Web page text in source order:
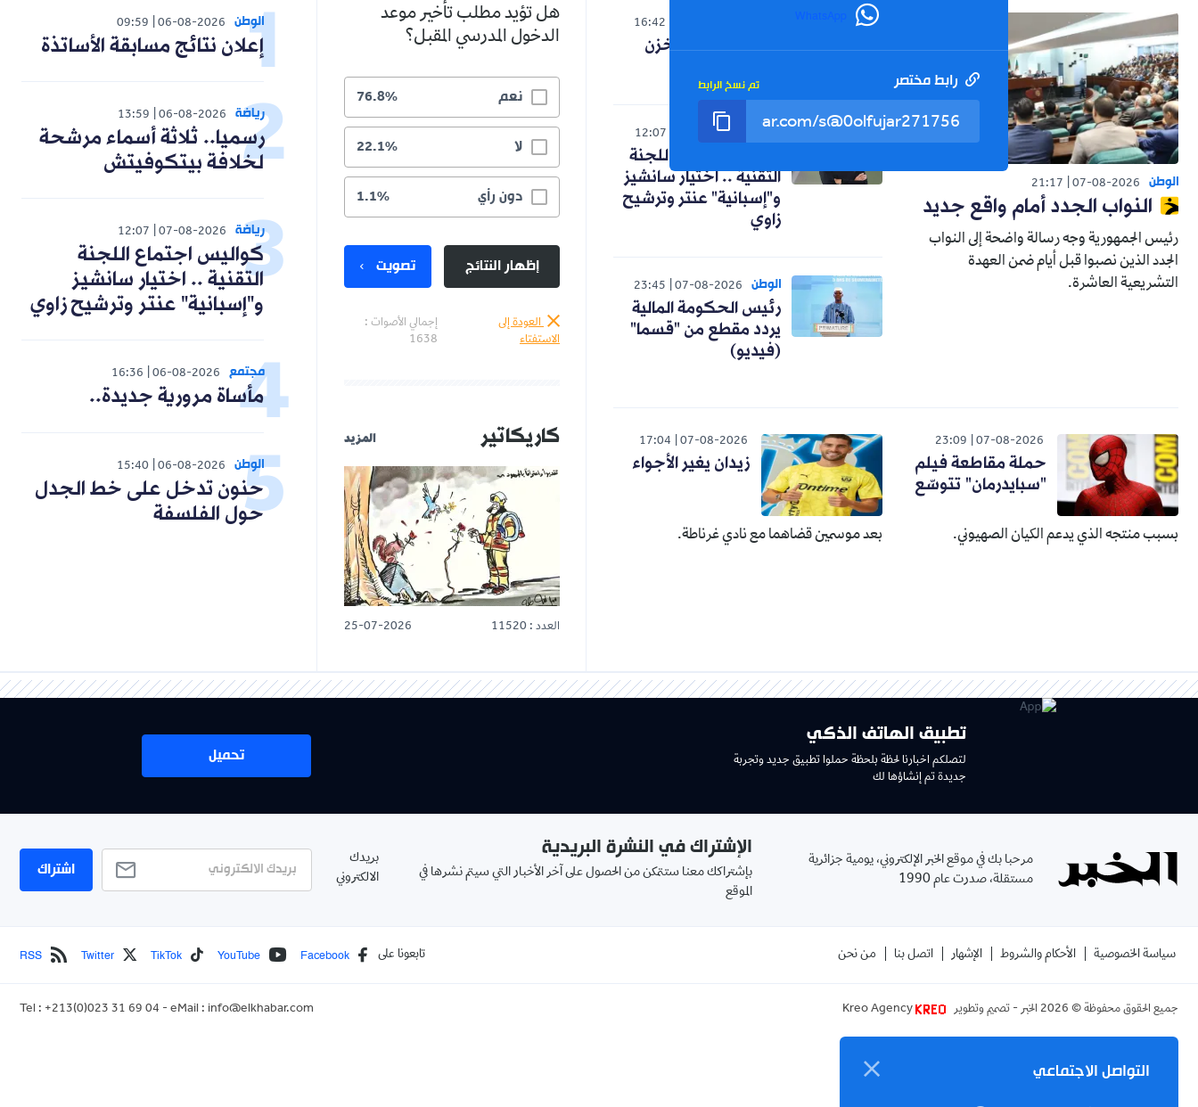
WhatsApp
رابط مختصر تم نسخ الرابط
الوطن 07-08-2026
21:17
النواب الجدد أمام واقع جديد
رئيس الجمهورية وجه رسالة واضحة إلى النواب
الجدد الذين نصبوا قبل أيام ضمن العهدة
التشريعية العاشرة.
16:42
صدمة لنظام المخزن
رياضة 07-08-2026
12:07
كواليس اجتماع اللجنة
التقنية .. اختيار سانشيز
و"إسبانية" عنتر وترشيح
زاوي
الوطن 07-08-2026
23:45
رئيس الحكومة المالية
يردد مقطع من "قسما"
(فيديو)
07-08-2026
23:09
حملة مقاطعة فيلم
"سبايدرمان" تتوسّع
بسبب منتجه الذي يدعم الكيان الصهيوني.
07-08-2026
17:04
زيدان يغير الأجواء
بعد موسمين قضاهما مع نادي غرناطة.
هل تؤيد مطلب تأخير موعد
الدخول المدرسي المقبل؟
نعم 76.8%
لا 22.1%
دون رأي 1.1%
إظهار النتائج تصويت
العودة إلى
الاستفتاء
إجمالي الأصوات :
1638
كاريكاتير المزيد
العدد : 11520 25-07-2026
الوطن 06-08-2026
09:59
إعلان نتائج مسابقة الأساتذة
رياضة 06-08-2026
13:59
رسميا.. ثلاثة أسماء مرشحة
لخلافة بيتكوفيتش
رياضة 07-08-2026
12:07
كواليس اجتماع اللجنة
التقنية .. اختيار سانشيز
و"إسبانية" عنتر وترشيح زاوي
مجتمع 06-08-2026
16:36
مأساة مرورية جديدة..
الوطن 06-08-2026
15:40
حنون تدخل على خط الجدل
حول الفلسفة
تطبيق الهاتف الذكي
لتصلكم اخبارنا لحظة بلحظة حملوا تطبيق جديد وتجربة
جديدة تم إنشاؤها لك
تحميل
مرحبا بك في موقع الخبر الإلكتروني، يومية جزائرية
مستقلة، صدرت عام 1990
الإشتراك في النشرة البريدية
بإشتراكك معنا ستتمكن من الحصول على آخر الأخبار التي سيتم نشرها في
الموقع
بريدك
الالكتروني
اشتراك
سياسة الخصوصية الأحكام والشروط الإشهار اتصل بنا من نحن تابعونا على Facebook
YouTube
TikTok
Twitter
RSS
جميع الحقوق محفوظة © 2026 الخبر - تصميم وتطوير Kreo Agency
Tel : +213(0)023 31 69 04 - eMail : info@elkhabar.com
التواصل الاجتماعي